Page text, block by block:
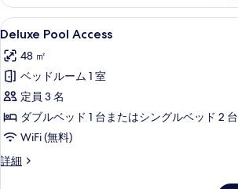
を
表
示
す
る
の
詳
細
Deluxe
Pool
Access
の
す
べ
て
の
9
Deluxe Pool Access
48 ㎡
ベッドルーム 1 室
定員 3 名
ダブルベッド 1 台またはシングルベッド 2 台
WiFi (無料)
詳細
Deluxe